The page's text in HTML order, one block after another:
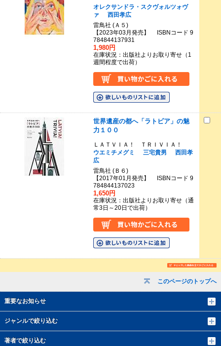
このページのトップへ
重要なお知らせ
ジャンルで絞り込む
著者で絞り込む
オレクサンドラ・スクヴォルツォヴ
ァ
西田孝広
雷鳥社 (Ａ５)
【2023年03月発売】 ISBNコード 9
784844137931
1,980円
在庫状況：出版社よりお取り寄せ（1
週間程度で出荷）
世界遺産の都へ「ラトビア」の魅
力１００
ＬＡＴＶＩＡ！ ＴＲＩＶＩＡ！
ウエミチメグミ
三宅貴男
西田孝
広
雷鳥社 (Ｂ６)
【2017年01月発売】 ISBNコード 9
784844137023
1,650円
在庫状況：出版社よりお取り寄せ（通
常3日～20日で出荷）